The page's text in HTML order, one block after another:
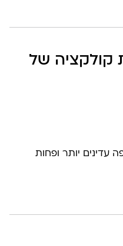
קולקציה של
עדינים יותר ופחות